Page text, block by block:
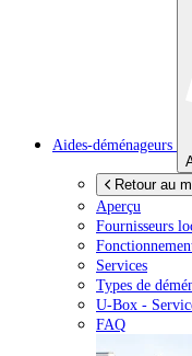
Aides-déménageurs
Retour au
Aperçu
Fournisseurs
Services
Types de
U-Box -
FAQ